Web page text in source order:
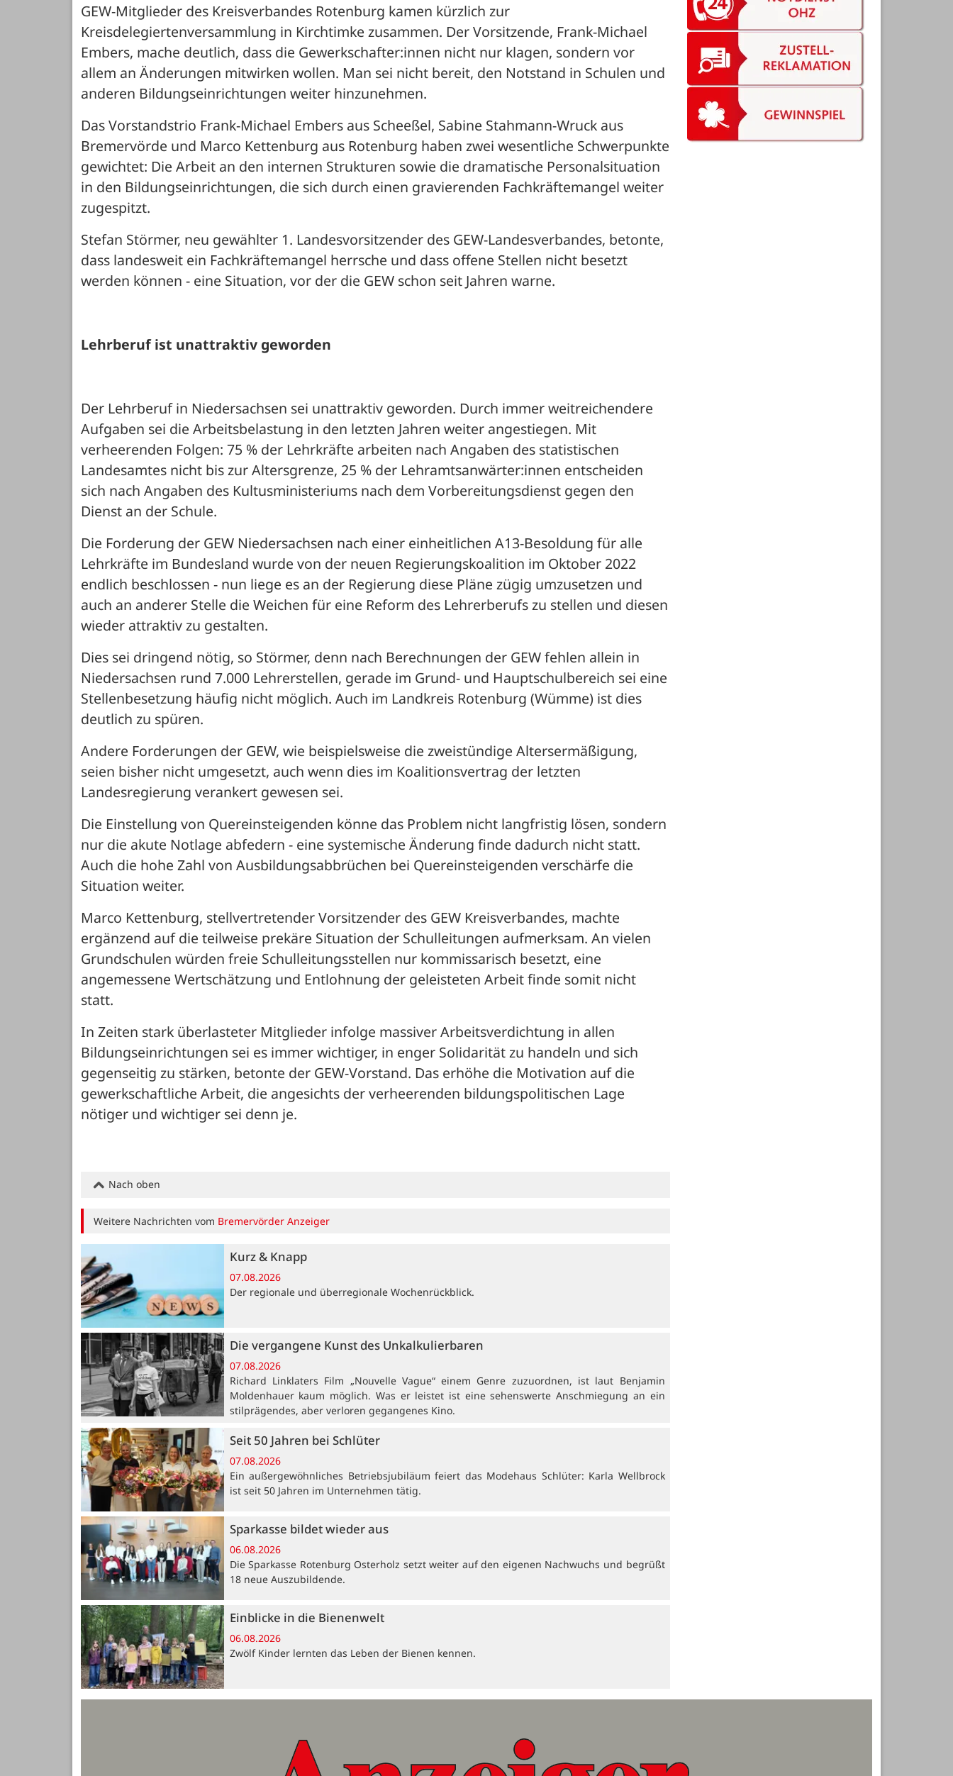
GEW-Mitglieder des Kreisverbandes Rotenburg kamen kürzlich zur
Kreisdelegiertenversammlung in Kirchtimke zusammen. Der Vorsitzende, Frank-Michael
Embers, mache deutlich, dass die Gewerkschafter:innen nicht nur klagen, sondern vor
allem an Änderungen mitwirken wollen. Man sei nicht bereit, den Notstand in Schulen und
anderen Bildungseinrichtungen weiter hinzunehmen.
Das Vorstandstrio Frank-Michael Embers aus Scheeßel, Sabine Stahmann-Wruck aus
Bremervörde und Marco Kettenburg aus Rotenburg haben zwei wesentliche Schwerpunkte
gewichtet: Die Arbeit an den internen Strukturen sowie die dramatische Personalsituation
in den Bildungseinrichtungen, die sich durch einen gravierenden Fachkräftemangel weiter
zugespitzt.
Stefan Störmer, neu gewählter 1. Landesvorsitzender des GEW-Landesverbandes, betonte,
dass landesweit ein Fachkräftemangel herrsche und dass offene Stellen nicht besetzt
werden können - eine Situation, vor der die GEW schon seit Jahren warne.
Lehrberuf ist unattraktiv geworden
Der Lehrberuf in Niedersachsen sei unattraktiv geworden. Durch immer weitreichendere
Aufgaben sei die Arbeitsbelastung in den letzten Jahren weiter angestiegen. Mit
verheerenden Folgen: 75 % der Lehrkräfte arbeiten nach Angaben des statistischen
Landesamtes nicht bis zur Altersgrenze, 25 % der Lehramtsanwärter:innen entscheiden
sich nach Angaben des Kultusministeriums nach dem Vorbereitungsdienst gegen den
Dienst an der Schule.
Die Forderung der GEW Niedersachsen nach einer einheitlichen A13-Besoldung für alle
Lehrkräfte im Bundesland wurde von der neuen Regierungskoalition im Oktober 2022
endlich beschlossen - nun liege es an der Regierung diese Pläne zügig umzusetzen und
auch an anderer Stelle die Weichen für eine Reform des Lehrerberufs zu stellen und diesen
wieder attraktiv zu gestalten.
Dies sei dringend nötig, so Störmer, denn nach Berechnungen der GEW fehlen allein in
Niedersachsen rund 7.000 Lehrerstellen, gerade im Grund- und Hauptschulbereich sei eine
Stellenbesetzung häufig nicht möglich. Auch im Landkreis Rotenburg (Wümme) ist dies
deutlich zu spüren.
Andere Forderungen der GEW, wie beispielsweise die zweistündige Altersermäßigung,
seien bisher nicht umgesetzt, auch wenn dies im Koalitionsvertrag der letzten
Landesregierung verankert gewesen sei.
Die Einstellung von Quereinsteigenden könne das Problem nicht langfristig lösen, sondern
nur die akute Notlage abfedern - eine systemische Änderung finde dadurch nicht statt.
Auch die hohe Zahl von Ausbildungsabbrüchen bei Quereinsteigenden verschärfe die
Situation weiter.
Marco Kettenburg, stellvertretender Vorsitzender des GEW Kreisverbandes, machte
ergänzend auf die teilweise prekäre Situation der Schulleitungen aufmerksam. An vielen
Grundschulen würden freie Schulleitungsstellen nur kommissarisch besetzt, eine
angemessene Wertschätzung und Entlohnung der geleisteten Arbeit finde somit nicht
statt.
In Zeiten stark überlasteter Mitglieder infolge massiver Arbeitsverdichtung in allen
Bildungseinrichtungen sei es immer wichtiger, in enger Solidarität zu handeln und sich
gegenseitig zu stärken, betonte der GEW-Vorstand. Das erhöhe die Motivation auf die
gewerkschaftliche Arbeit, die angesichts der verheerenden bildungspolitischen Lage
nötiger und wichtiger sei denn je.
Nach oben
Weitere Nachrichten vom Bremervörder Anzeiger
Kurz & Knapp
07.08.2026
Der regionale und überregionale Wochenrückblick.
Die vergangene Kunst des Unkalkulierbaren
07.08.2026
Richard Linklaters Film „Nouvelle Vague“ einem Genre zuzuordnen, ist laut Benjamin
Moldenhauer kaum möglich. Was er leistet ist eine sehenswerte Anschmiegung an ein
stilprägendes, aber verloren gegangenes Kino.
Seit 50 Jahren bei Schlüter
07.08.2026
Ein außergewöhnliches Betriebsjubiläum feiert das Modehaus Schlüter: Karla Wellbrock
ist seit 50 Jahren im Unternehmen tätig.
Sparkasse bildet wieder aus
06.08.2026
Die Sparkasse Rotenburg Osterholz setzt weiter auf den eigenen Nachwuchs und begrüßt
18 neue Auszubildende.
Einblicke in die Bienenwelt
06.08.2026
Zwölf Kinder lernten das Leben der Bienen kennen.